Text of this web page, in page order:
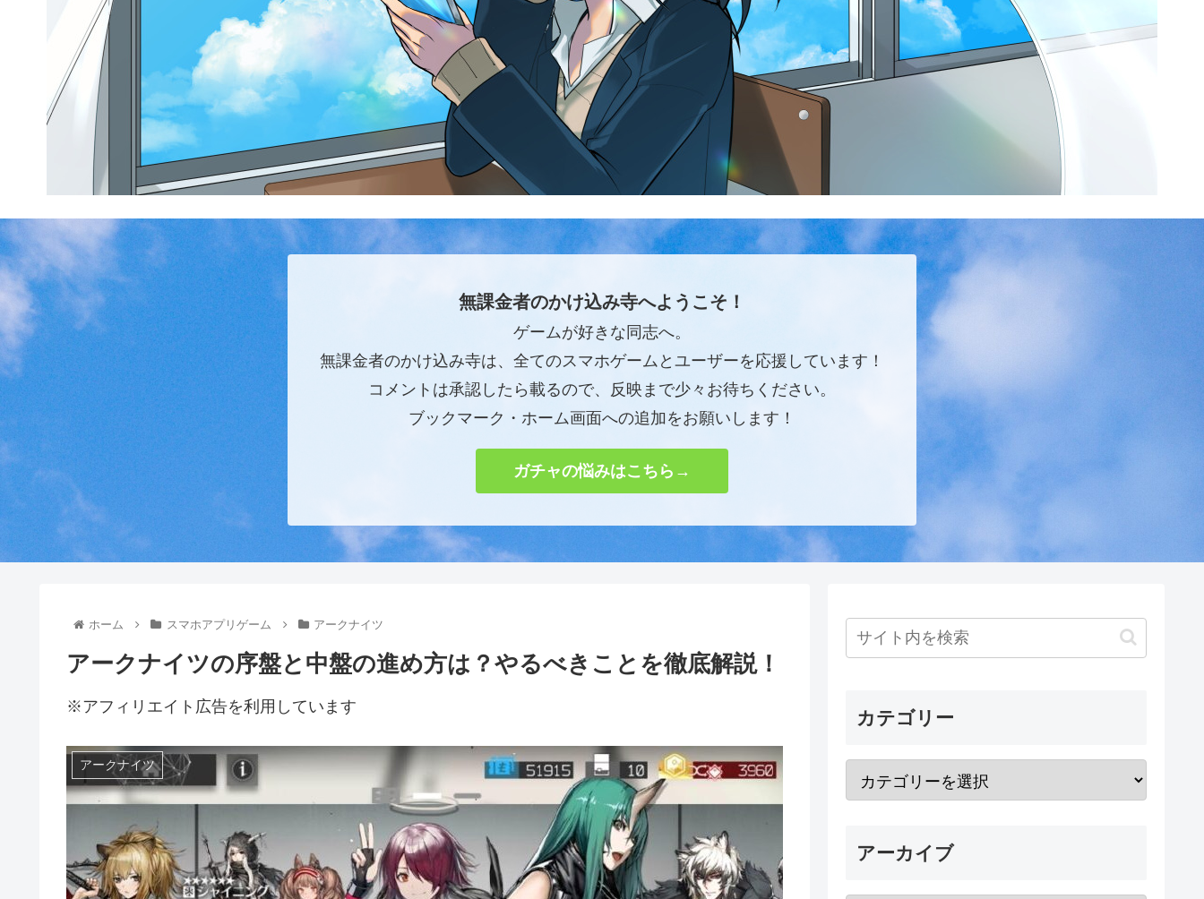
無課金者のかけ込み寺へようこそ！
ゲームが好きな同志へ。
無課金者のかけ込み寺は、全てのスマホゲームとユーザーを応援しています！
コメントは承認したら載るので、反映まで少々お待ちください。
ブックマーク・ホーム画面への追加をお願いします！
ガチャの悩みはこちら→
ホーム スマホアプリゲーム アークナイツ
アークナイツの序盤と中盤の進め方は？やるべきことを徹底解説！
※アフィリエイト広告を利用しています
アークナイツ
カテゴリー
アーカイブ